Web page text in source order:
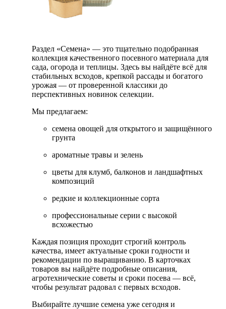
Раздел «Семена» — это тщательно подобранная
коллекция качественного посевного материала для
сада, огорода и теплицы. Здесь вы найдёте всё для
стабильных всходов, крепкой рассады и богатого
урожая — от проверенной классики до
перспективных новинок селекции.
Мы предлагаем:
семена овощей для открытого и защищённого
грунта
ароматные травы и зелень
цветы для клумб, балконов и ландшафтных
композиций
редкие и коллекционные сорта
профессиональные серии с высокой
всхожестью
Каждая позиция проходит строгий контроль
качества, имеет актуальные сроки годности и
рекомендации по выращиванию. В карточках
товаров вы найдёте подробные описания,
агротехнические советы и сроки посева — всё,
чтобы результат радовал с первых всходов.
Выбирайте лучшие семена уже сегодня и